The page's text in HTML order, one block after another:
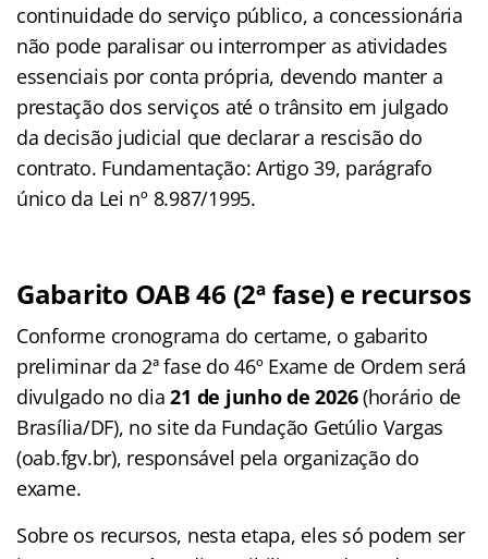
continuidade do serviço público, a concessionária
não pode paralisar ou interromper as atividades
essenciais por conta própria, devendo manter a
prestação dos serviços até o trânsito em julgado
da decisão judicial que declarar a rescisão do
contrato. Fundamentação: Artigo 39, parágrafo
único da Lei nº 8.987/1995.
Gabarito OAB 46 (2ª fase) e recursos
Conforme cronograma do certame, o gabarito
preliminar da 2ª fase do 46º Exame de Ordem será
divulgado no dia21 de junho de 2026(horário de
Brasília/DF), no site da Fundação Getúlio Vargas
(oab.fgv.br), responsável pela organização do
exame.
Sobre os recursos, nesta etapa, eles só podem ser